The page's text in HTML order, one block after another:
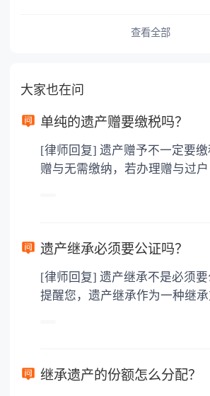
查看全部
大家也在问
单纯的遗产赠要缴税吗？
[律师回复] 遗产赠予不一定要缴税。单纯的遗产
赠与无需缴纳，若办理赠与过
所得税、契税和公证费。赠与
要缴纳公证费，具体如下： 1. 公证费：按房
3. 印花税：按房屋评估价的0.05%缴
地增值税：按房价1%缴纳 5. 房屋产权登记费：
遗产继承必须要公证吗？
[律师回复] 遗产继承不是必须要公证。法律快车
提醒您，遗产继承作为一种继
下都是不需要公证的，当然，
以防对财产继承发生纠纷，可以
继承遗产的份额怎么分配？